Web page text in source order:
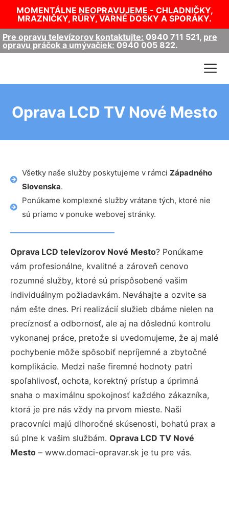
MOMENTÁLNE NEOPRAVUJEME - CHLADNIČKY,
MRAZNIČKY, RÚRY, VARNÉ DOSKY A SPORÁKY.
Pre opravu televízorov kontaktujte: 0940 711 521, pre
opravu práčok a umývačiek: 0940 005 822.
Oprava LCD TV Nové Mesto
Všetky naše služby poskytujeme v rámci Západného
Slovenska.
Ponúkame komplexné služby vrátane tých, ktoré nie
sú priamo v ponuke webovej stránky.
Oprava LCD televízorov Nové Mesto? Ponúkame
vám profesionálne, kvalitné a zároveň cenovo
rozumné služby, ktoré sú prispôsobené vašim
individuálnym požiadavkám. Neváhajte a ozvite sa
nám ešte dnes. Pri realizácií služieb dbáme nielen na
precíznosť a odbornosť, ale aj na dôslednú kontrolu
vykonanej práce, pretože si uvedomujeme, že aj malé
pochybenie môže spôsobiť nepríjemné a zbytočné
komplikácie. Medzi naše firemné hodnoty patrí
spoľahlivosť, ochota, korektný prístup a úprimná
snaha o maximálnu spokojnosť každého zákazníka,
ktorá je pre nás vždy na prvom mieste. Naši
pracovníci majú dlhoročné skúsenosti, bohatú prax a
sú plne k vašim službám. Oprava LCD TV Nové
Mesto – www.domaci-opravar.sk je tu pre vás.